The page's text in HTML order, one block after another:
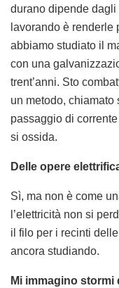
durano dipende
lavorando è renderle
abbiamo studiato il
con una
trent’anni. Sto
un metodo, chiamato
passaggio di
si ossida.
Delle opere
Sì, ma non è come
l’elettricità non si
il filo per i recinti
ancora studiando.
Mi immagino